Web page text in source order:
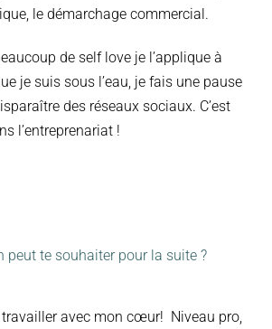
le démarchage commercial.
de self love je l’applique à
je suis sous l’eau, je fais une pause
des réseaux sociaux. C’est
l’entreprenariat !
peut te souhaiter pour la suite ?
travailler avec mon cœur! Niveau pro,